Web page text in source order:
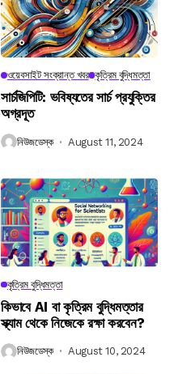
ওয়েবসাইট সংক্রান্ত খবর কৃত্রিম বুদ্ধিমত্তা
সার্চজিপিটি: ভবিষ্যতের সার্চ প্রযুক্তির
অগ্রদূত
নিউজডেস্ক August 11, 2024
কৃত্রিম বুদ্ধিমত্তা
কিভাবে AI বা কৃত্রিম বুদ্ধিমত্তার
স্ক্যাম থেকে নিজেকে রক্ষা করবেন?
নিউজডেস্ক August 10, 2024